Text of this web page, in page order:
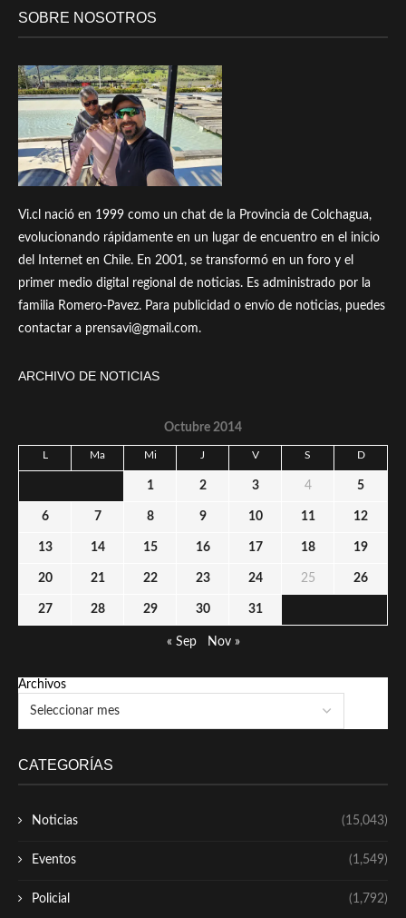
SOBRE NOSOTROS
Vi.cl nació en 1999 como un chat de la Provincia de Colchagua,
evolucionando rápidamente en un lugar de encuentro en el inicio
del Internet en Chile. En 2001, se transformó en un foro y el
primer medio digital regional de noticias. Es administrado por la
familia Romero-Pavez. Para publicidad o envío de noticias, puedes
contactar a prensavi@gmail.com.
ARCHIVO DE NOTICIAS
Octubre 2014
L Ma Mi J V S D
1 2 3 4 5
6 7 8 9 10 11 12
13 14 15 16 17 18 19
20 21 22 23 24 25 26
27 28 29 30 31
« Sep Nov »
Archivos
CATEGORÍAS
Noticias (15,043)
Eventos (1,549)
Policial (1,792)